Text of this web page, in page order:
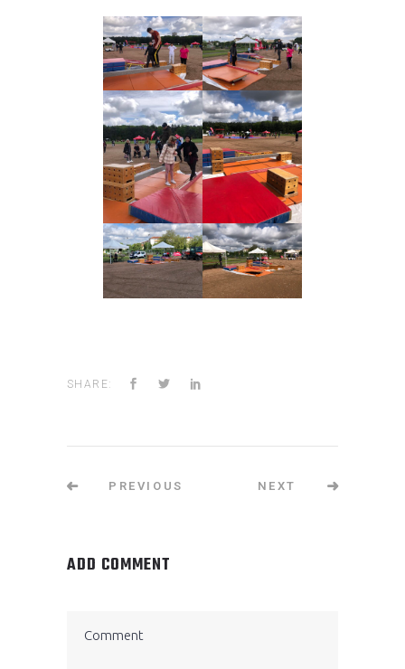
SHARE:
PREVIOUS NEXT
ADD COMMENT